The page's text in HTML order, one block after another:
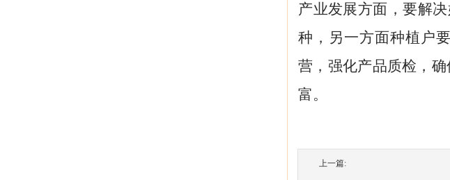
产业发展方面，要解
种，另一方面种植户
营，强化产品质检，
富。
上一篇: